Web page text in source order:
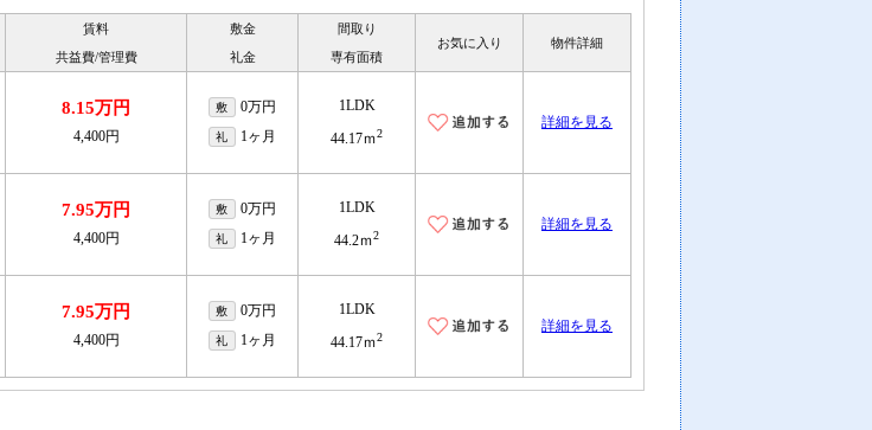
賃料
共益費/管理費
敷金
礼金
間取り
専有面積
お気に入り 物件詳細
8.15万円
4,400円
敷 0万円
礼 1ヶ月
1LDK
44.17ｍ2
詳細を見る
7.95万円
4,400円
敷 0万円
礼 1ヶ月
1LDK
44.2ｍ2
詳細を見る
7.95万円
4,400円
敷 0万円
礼 1ヶ月
1LDK
44.17ｍ2
詳細を見る